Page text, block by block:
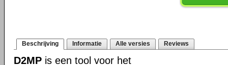
Beschrijving Informatie Alle versies Reviews
D2MP is een tool voor het